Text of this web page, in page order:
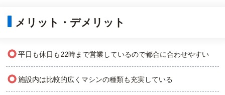
メリット・デメリット
○平日も休日も22時まで営業しているので都合に合わせやすい
○施設内は比較的広くマシンの種類も充実している